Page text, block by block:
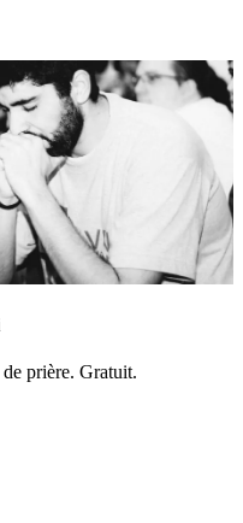
prière. Gratuit.